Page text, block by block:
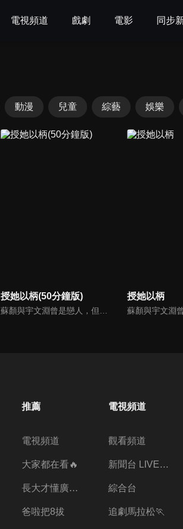
電視頻道 戲劇 電影 同步
動漫 兒童 綜藝 娛樂
授她以柄(50分鐘版) 授她以柄
推薦
電視頻道
大家都在看🔥
長大才懂廣志的偉大
爸啦把8拔
電視頻道
觀看頻道
新聞台 LIVE 直播
綜合台
追劇馬拉松🏃